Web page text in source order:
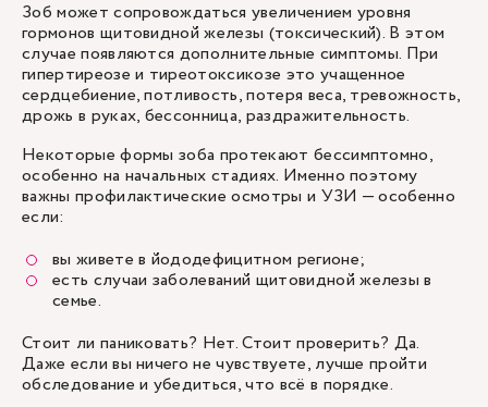
Зоб может сопровождаться увеличением уровня
гормонов щитовидной железы (токсический). В этом
случае появляются дополнительные симптомы. При
гипертиреозе и тиреотоксикозе это учащенное
сердцебиение, потливость, потеря веса, тревожность,
дрожь в руках, бессонница, раздражительность.
Некоторые формы зоба протекают бессимптомно,
особенно на начальных стадиях. Именно поэтому
важны профилактические осмотры и УЗИ — особенно
если:
вы живете в йододефицитном регионе;
есть случаи заболеваний щитовидной железы в
семье.
Стоит ли паниковать? Нет. Стоит проверить? Да.
Даже если вы ничего не чувствуете, лучше пройти
обследование и убедиться, что всё в порядке.